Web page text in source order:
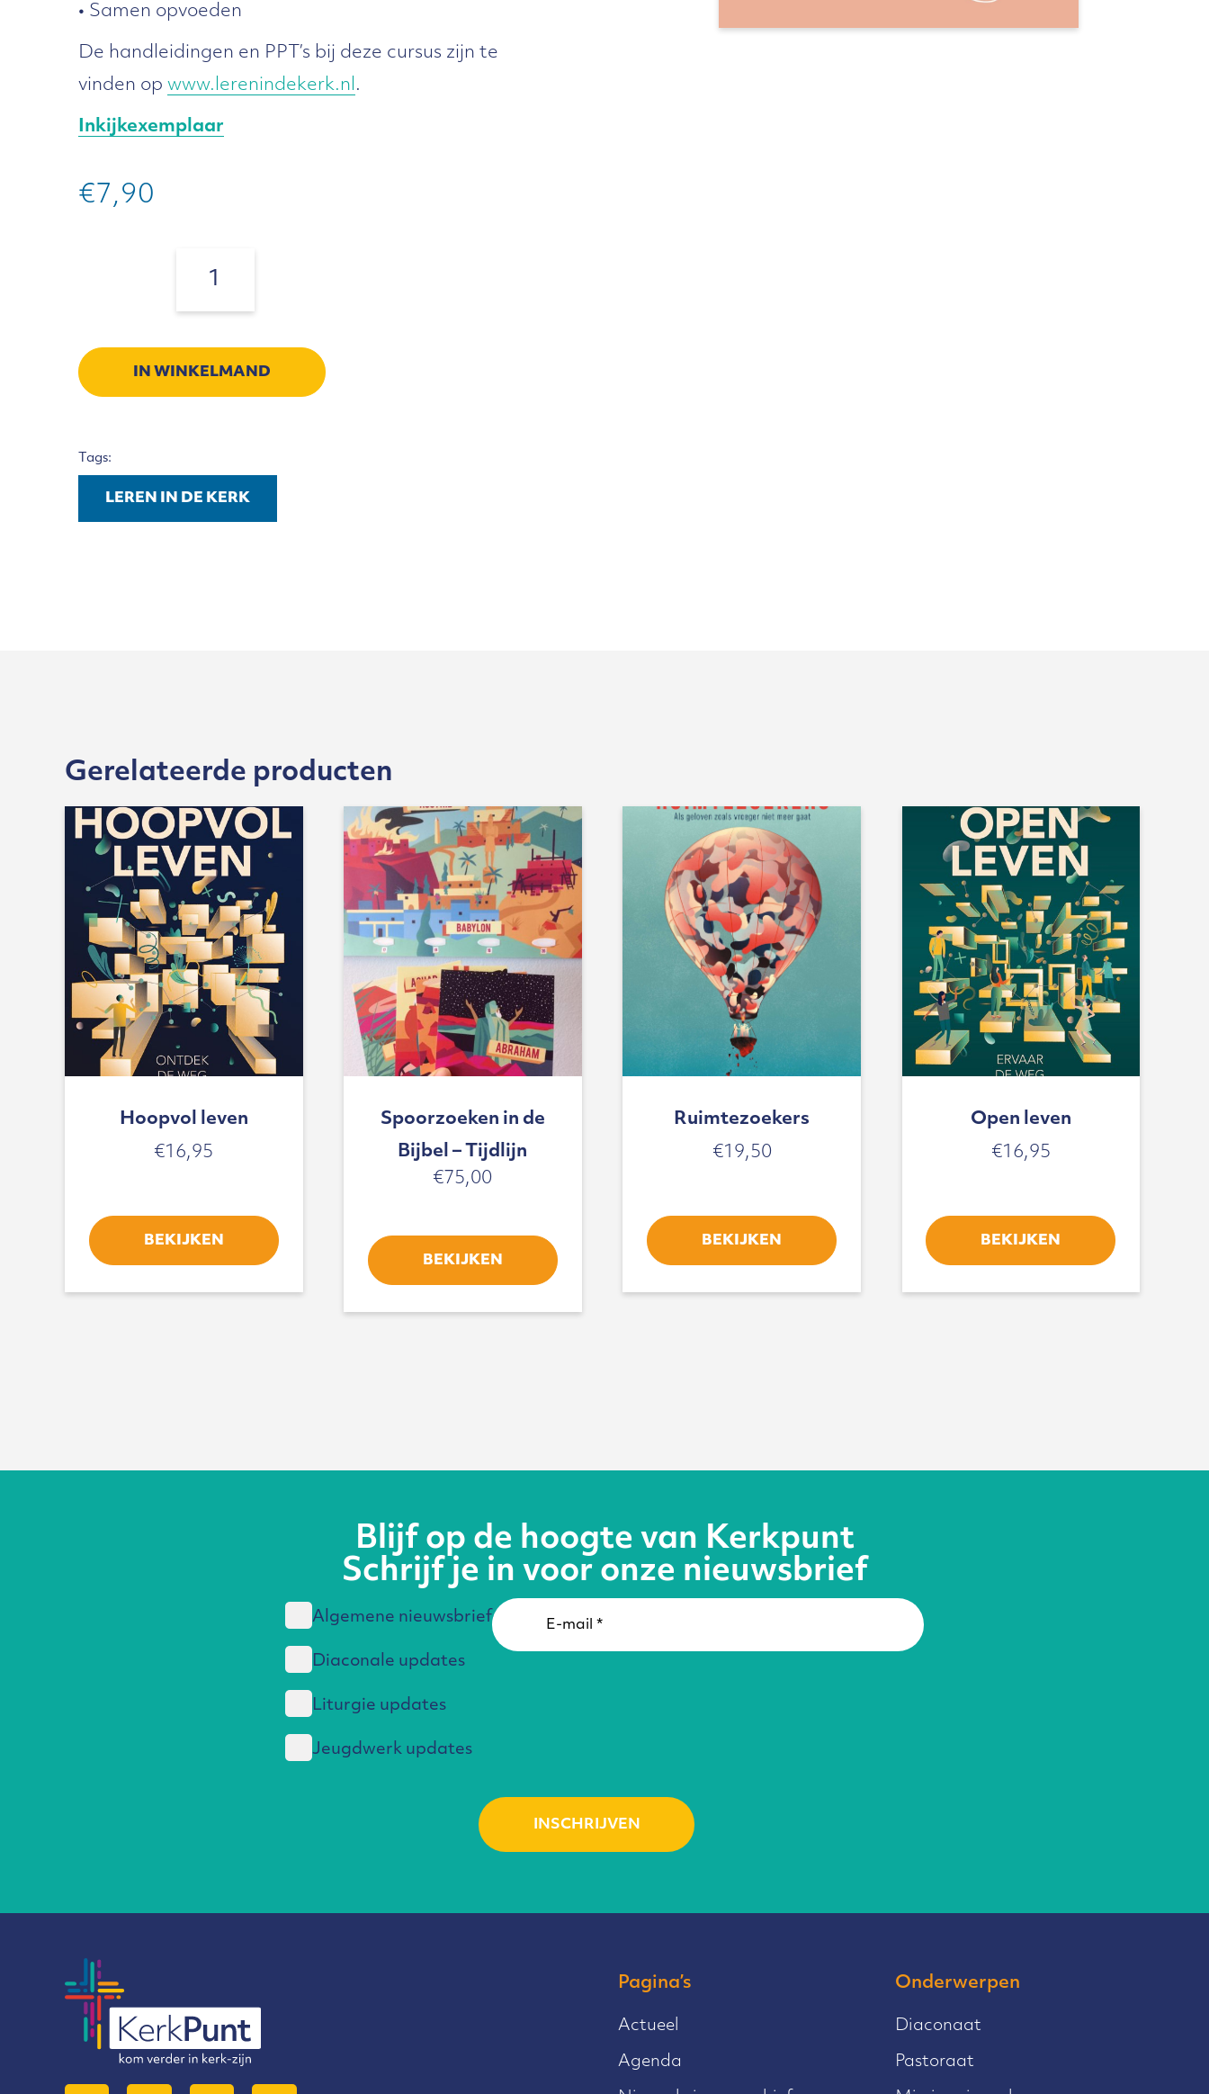
• Samen opvoeden
De handleidingen en PPT’s bij deze cursus zijn te
vinden op www.lerenindekerk.nl .
Inkijkexemplaar
€7,90
Handen
IN WINKELMAND
Tags:
LEREN IN DE KERK
Gerelateerde producten
Hoopvol leven
€ 16,95
BEKIJKEN
Spoorzoeken in de
Bijbel – Tijdlijn
€75,00
BEKIJKEN
Ruimtezoekers
€19,50
BEKIJKEN
Open leven
€16,95
BEKIJKEN
Blijf op de hoogte van Kerkpunt
Schrijf je in voor onze nieuwsbrief
Algemene nieuwsbrief
Diaconale updates
Liturgie updates
Jeugdwerk updates
Pagina’s
Actueel
Agenda
Onderwerpen
Diaconaat
Pastoraat